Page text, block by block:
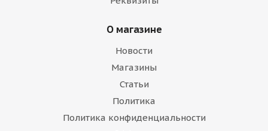
О магазине
Новости
Магазины
Статьи
Политика
Политика конфиденциальности